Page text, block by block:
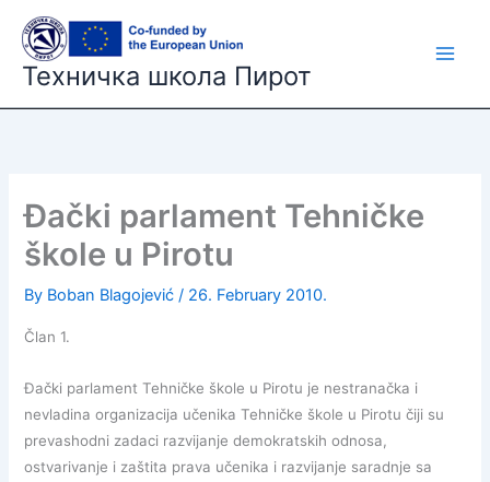
content
Техничка школа Пирот
Đački parlament Tehničke
škole u Pirotu
By Boban Blagojević/ 26. February 2010.
Član 1.
Đački parlament Tehničke škole u Pirotu je nestranačka i
nevladina organizacija učenika Tehničke škole u Pirotu čiji su
prevashodni zadaci razvijanje demokratskih odnosa,
ostvarivanje i zaštita prava učenika i razvijanje saradnje sa